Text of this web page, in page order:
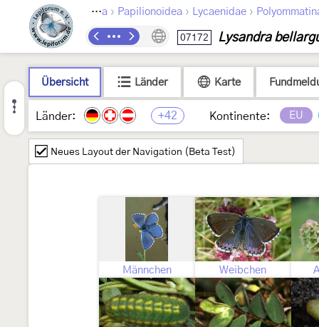
Lepidoptera › Papilionoidea › Lycaenidae ›
07172 Lysandra
Übersicht Länder Karte
Länder: +42 Kontinente: EU
Neues Layout der Navigation (Beta Test)
Männchen Weibchen